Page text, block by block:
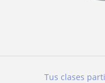
Tus clases